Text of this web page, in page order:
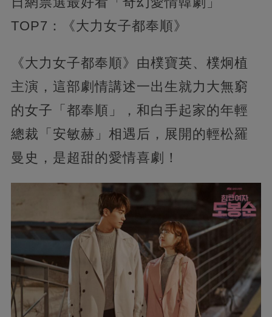
TOP7：《大力女子都奉順》
《大力女子都奉順》由樸寶英、樸炯植
主演，這部劇情講述一出生就力大無窮
的女子「都奉順」，和白手起家的年輕
總裁「安敏赫」相遇后，展開的輕松羅
曼史，是超甜的愛情喜劇！